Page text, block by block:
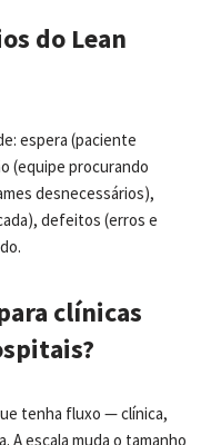
do Lean
espera (paciente
(equipe procurando
desnecessários),
defeitos (erros e
clínicas
tenha fluxo — clínica,
A escala muda o tamanho